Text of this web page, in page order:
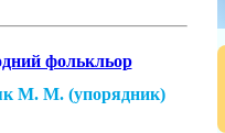
фолькльор
М. М. (упорядник)